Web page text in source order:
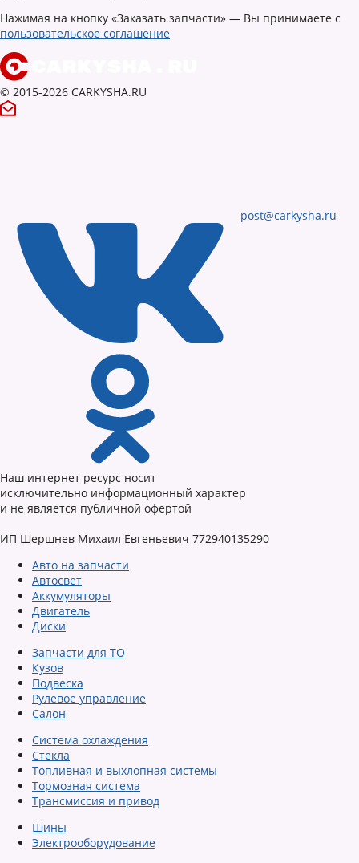
Нажимая на кнопку «Заказать запчасти» — Вы принимаете с
пользовательское соглашение
© 2015-2026 CARKYSHA.RU
post@carkysha.ru
Наш интернет ресурс носит
исключительно информационный характер
и не является публичной офертой
ИП Шершнев Михаил Евгеньевич 772940135290
Авто на запчасти
Автосвет
Аккумуляторы
Двигатель
Диски
Запчасти для ТО
Кузов
Подвеска
Рулевое управление
Салон
Система охлаждения
Стекла
Топливная и выхлопная системы
Тормозная система
Трансмиссия и привод
Шины
Электрооборудование